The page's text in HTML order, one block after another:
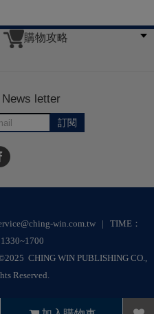
購物攻略
letter
訂閱
win.com.tw | TIME：
CHING WIN PUBLISHING CO.,
Reserved.
尚峪資訊科技